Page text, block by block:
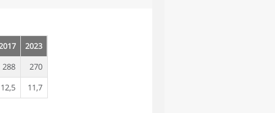
2023
288
270
12,5
11,7